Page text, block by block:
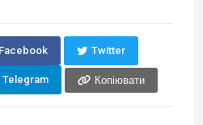
Facebook Twitter
Telegram Копіювати